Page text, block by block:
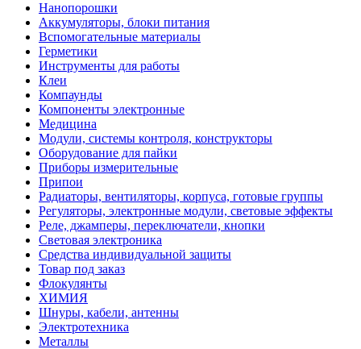
Нанопорошки
Аккумуляторы, блоки питания
Вспомогательные материалы
Герметики
Инструменты для работы
Клеи
Компаунды
Компоненты электронные
Медицина
Модули, системы контроля, конструкторы
Оборудование для пайки
Приборы измерительные
Припои
Радиаторы, вентиляторы, корпуса, готовые группы
Регуляторы, электронные модули, световые эффекты
Реле, джамперы, переключатели, кнопки
Световая электроника
Средства индивидуальной защиты
Товар под заказ
Флокулянты
ХИМИЯ
Шнуры, кабели, антенны
Электротехника
Металлы